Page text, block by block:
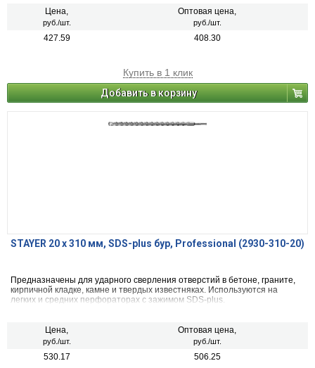
Цена,
руб./шт.
Оптовая цена,
руб./шт.
427.59 408.30
Купить в 1 клик
Добавить в корзину
STAYER 20 x 310 мм, SDS-plus бур, Professional (2930-310-20)
Предназначены для ударного сверления отверстий в бетоне, граните,
кирпичной кладке, камне и твердых известняках. Используются на
легких и средних перфораторах с зажимом SDS-plus.
Цена,
руб./шт.
Оптовая цена,
руб./шт.
530.17 506.25